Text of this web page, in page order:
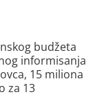
budžeta
informisanja
15 miliona
za 13